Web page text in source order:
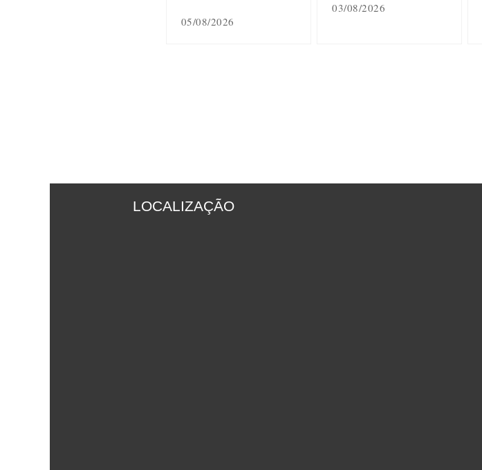
05/08/2026
03/08/2026
LOCALIZAÇÃO